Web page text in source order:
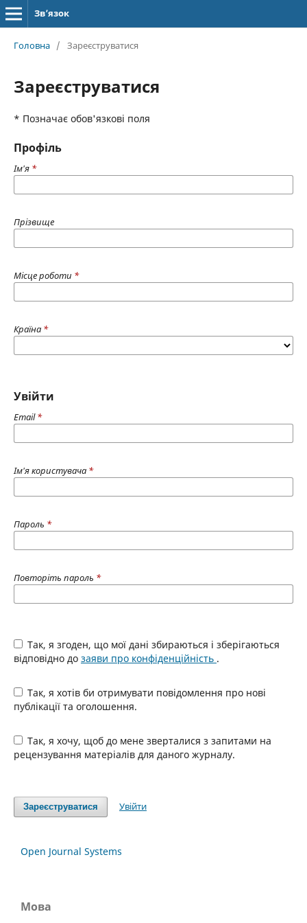
Зв’язок
Головна / Зареєструватися
Зареєструватися
* Позначає обов'язкові поля
Профіль
Ім'я *
Прізвище
Місце роботи *
Країна *
Увійти
Email*
Ім'я користувача *
Пароль *
Повторіть пароль *
Так, я згоден, що мої дані збираються і зберігаються
відповідно до заяви про конфіденційність .
Так, я хотів би отримувати повідомлення про нові
публікації та оголошення.
Так, я хочу, щоб до мене зверталися з запитами на
рецензування матеріалів для даного журналу.
Зареєструватися Увійти
Open Journal Systems
Мова